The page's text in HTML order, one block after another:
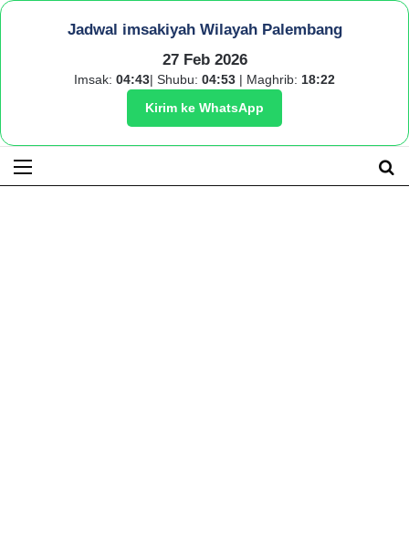
Jadwal imsakiyah Wilayah Palembang
27 Feb 2026
Imsak: 04:43| Shubu: 04:53 | Maghrib: 18:22
Kirim ke WhatsApp
Menu